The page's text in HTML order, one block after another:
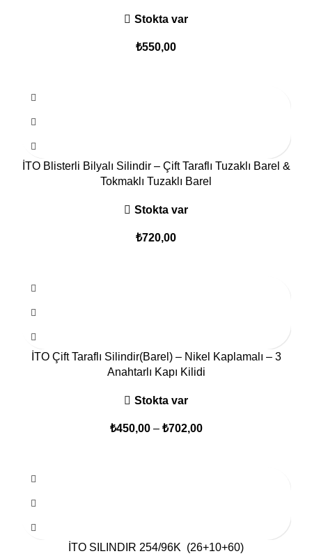
Stokta var
₺550,00
İTO Blisterli Bilyalı Silindir – Çift Taraflı Tuzaklı Barel &
Tokmaklı Tuzaklı Barel
Stokta var
₺720,00
İTO Çift Taraflı Silindir(Barel) – Nikel Kaplamalı – 3
Anahtarlı Kapı Kilidi
Stokta var
₺450,00– ₺702,00
İTO SILINDIR 254/96K (26+10+60)